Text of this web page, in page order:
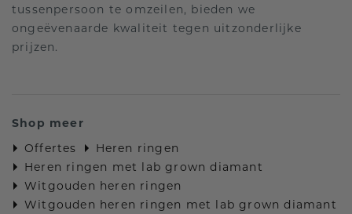
tussenpersoon te omzeilen, bieden we
ongeëvenaarde kwaliteit tegen uitzonderlijke
prijzen.
Shop meer
Offertes
Heren ringen
Heren ringen met lab grown diamant
Witgouden heren ringen
Witgouden heren ringen met lab grown diamant